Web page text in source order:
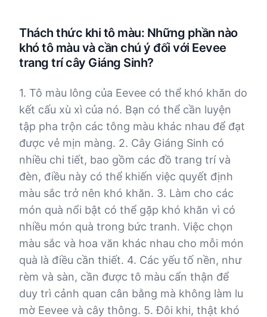
Thách thức khi tô màu: Những phần nào
khó tô màu và cần chú ý đối với Eevee
trang trí cây Giáng Sinh?
1. Tô màu lông của Eevee có thể khó khăn do
kết cấu xù xì của nó. Bạn có thể cần luyện
tập pha trộn các tông màu khác nhau để đạt
được vẻ mịn màng. 2. Cây Giáng Sinh có
nhiều chi tiết, bao gồm các đồ trang trí và
đèn, điều này có thể khiến việc quyết định
màu sắc trở nên khó khăn. 3. Làm cho các
món quà nổi bật có thể gặp khó khăn vì có
nhiều món quà trong bức tranh. Việc chọn
màu sắc và hoa văn khác nhau cho mỗi món
quà là điều cần thiết. 4. Các yếu tố nền, như
rèm và sàn, cần được tô màu cẩn thận để
duy trì cảnh quan cân bằng mà không làm lu
mờ Eevee và cây thông. 5. Đôi khi, thật khó